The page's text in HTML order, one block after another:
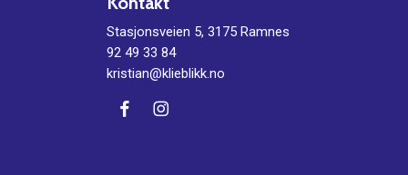
Stasjonsveien 5, 3175 Ramnes
92 49 33 84
kristian@klieblikk.no